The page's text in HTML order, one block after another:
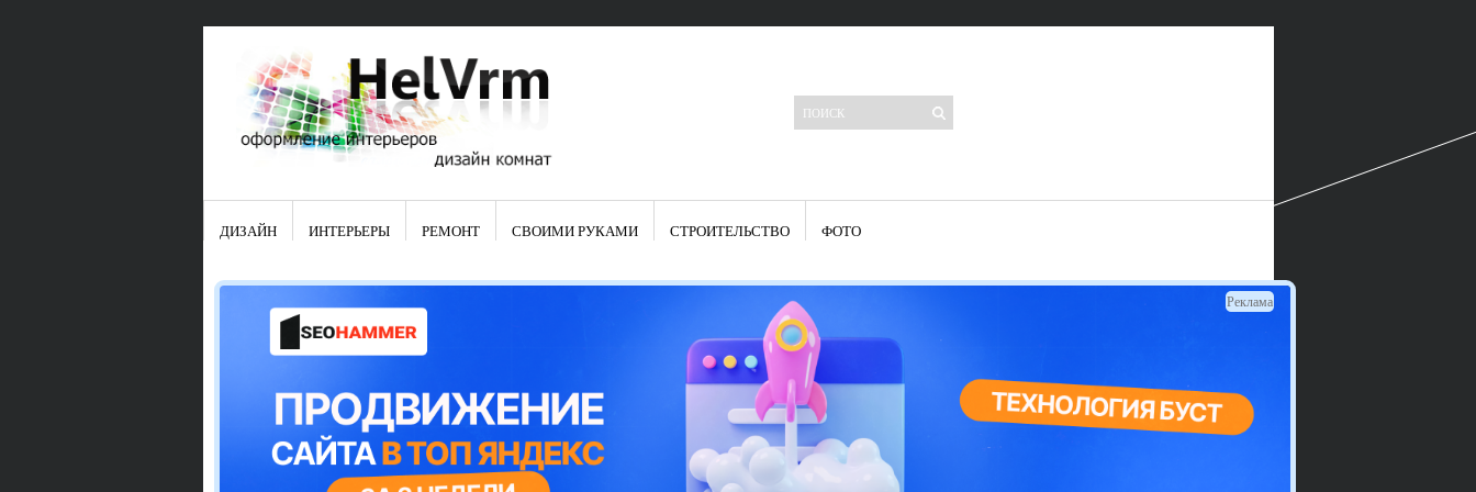
Свежие записи
Японские кухонные ножи: традиции древних самураев
Элитные кухни: стилевые особенности
Элитная посуда для кухни – гордость любой хозяйки
Шкаф-пенал для кухни по инструкции
Электропроводка на кухне: планирование и монтаж
Что представляет собой столовая группа для кухни
Школа ремонта кухни
Черно-белая кухня – дань моде или универсальный вариант дизайна
Электрические вытяжки для кухни:особенности применения
Фасады для кухни своими руками — ваша фантазия, плюс навыки
сотворят чудеса
Шьем шторы на кухню сами: пошаговая инструкция
Чем отмыть жир на кухне – советы опытных хозяек
ДИЗАЙН ИНТЕРЬЕРЫ РЕМОНТ СВОИМИ РУКАМИ СТРОИТЕЛЬСТВО ФОТО
Реклама